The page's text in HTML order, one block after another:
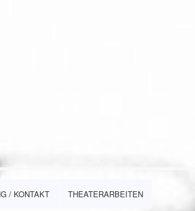
/ KONTAKT THEATERARBEITEN